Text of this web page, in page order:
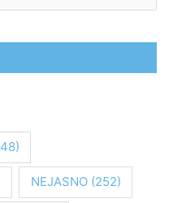
NEJASNO(252)